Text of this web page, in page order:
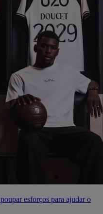
esforços para ajudar o